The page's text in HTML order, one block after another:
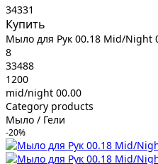
34331
Купить
Мыло для Рук 00.18 Mid/Night
8
33488
1200
mid/night 00.00
Category products
Мыло / Гели
-20%